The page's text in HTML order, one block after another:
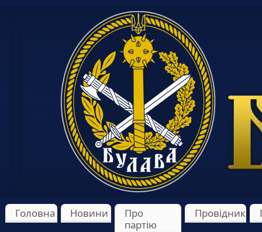
Головна Новини
Про
партію
Провідник